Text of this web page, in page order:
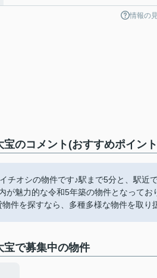
情報の
宝のコメント(おすすめポイン
チオシの物件です♪駅まで5分と、駅近
が魅力的な令和5年築の物件となって
物件を探すなら、多種多様な物件を取
宝で募集中の物件